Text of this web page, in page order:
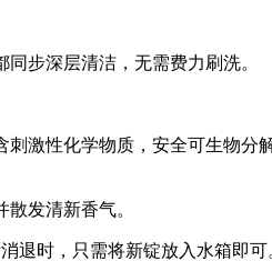
步深层清洁，无需费力刷洗。
激性化学物质，安全可生物分
发清新香气。
退时，只需将新锭放入水箱即